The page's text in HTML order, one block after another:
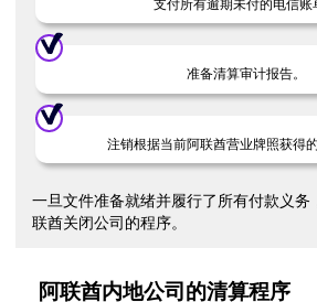
支付所有逾期未付的电信账
准备清算审计报告。
注销根据当前阿联酋营业牌照获得的
一旦文件准备就绪并履行了所有付款义务
联酋关闭公司的程序。
阿联酋内地公司的清算程序